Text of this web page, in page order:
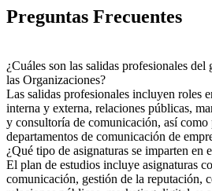
Preguntas Frecuentes
¿Cuáles son las salidas profesionales
las Organizaciones?
Las salidas profesionales incluyen roles
interna y externa, relaciones públicas,
y consultoría de comunicación, así como
departamentos de comunicación de
¿Qué tipo de asignaturas se imparten en
El plan de estudios incluye asignaturas
comunicación, gestión de la reputación,